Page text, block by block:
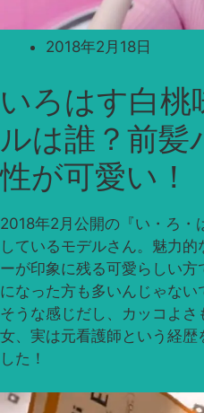
2018年2月18日
いろはす白
ルは誰？前髪
性が可愛い！
2018年2月公開の『い・ろ・
しているモデルさん。魅力
ーが印象に残る可愛らしい
になった方も多いんじゃな
そうな感じだし、カッコよ
女、実は元看護師という経
した！